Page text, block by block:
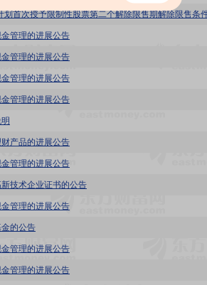
管理的进展公告
管理的进展公告
管理的进展公告
管理的进展公告
产品的进展公告
管理的进展公告
技术企业证书的公告
管理的进展公告
的公告
管理的进展公告
管理的进展公告